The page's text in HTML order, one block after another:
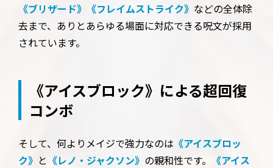
《ブリザード》
《フレイムストライク》 などの全体除
去まで、ありとあらゆる場面に対応できる呪文が採用
されています。
《アイスブロック》による超回復
コンボ
そして、何よりメイジで強力なのは 《アイスブロッ
ク》 と 《レノ・ジャクソン》 の親和性です。
《アイス